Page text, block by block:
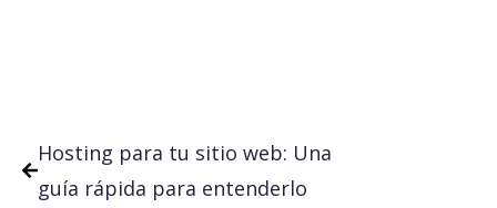
Hosting para tu sitio web: Una
guía rápida para entenderlo